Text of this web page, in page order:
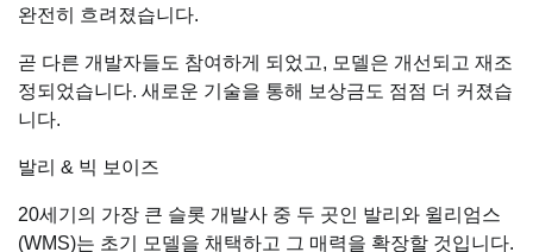
완전히 흐려졌습니다.
곧 다른 개발자들도 참여하게 되었고, 모델은 개선되고 재조
정되었습니다. 새로운 기술을 통해 보상금도 점점 더 커졌습
니다.
발리 & 빅 보이즈
20세기의 가장 큰 슬롯 개발사 중 두 곳인 발리와 윌리엄스
(WMS)는 초기 모델을 채택하고 그 매력을 확장할 것입니다.